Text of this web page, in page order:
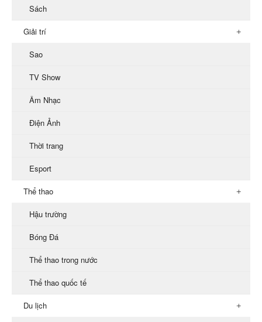
Sách
Giải trí
Sao
TV Show
Âm Nhạc
Điện Ảnh
Thời trang
Esport
Thể thao
Hậu trường
Bóng Đá
Thể thao trong nước
Thể thao quốc tế
Du lịch